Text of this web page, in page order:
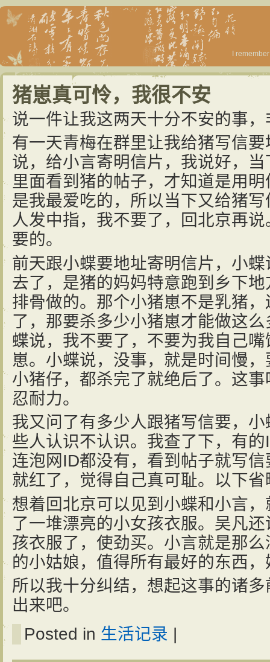
I
猪崽真可怜，我很不安
说一件让我这两天十分不安的事
有一天青梅在群里让我给猪写信
说，给小言寄明信片，我说好，
里面看到猪的帖子，才知道是用
是我最爱吃的，所以当下又给猪
人发中指，我不要了，回北京再
要的。
前天跟小蝶要地址寄明信片，小
去了，是猪的妈妈特意跑到乡下
排骨做的。那个小猪崽不是乳猪
了，那要杀多少小猪崽才能做这
蝶说，我不要了，不要为我自己
崽。小蝶说，没事，就是时间慢
小猪仔，都杀完了就绝后了。这
忍耐力。
我又问了有多少人跟猪写信要，
些人认识不认识。我查了下，有
连泡网ID都没有，看到帖子就写
就红了，觉得自己真可耻。以下
想着回北京可以见到小蝶和小言
了一堆漂亮的小女孩衣服。吴凡
孩衣服了，使劲买。小言就是那
的小姑娘，值得所有最好的东西
所以我十分纠结，想起这事的诸
出来吧。
Posted in 生活记录 |